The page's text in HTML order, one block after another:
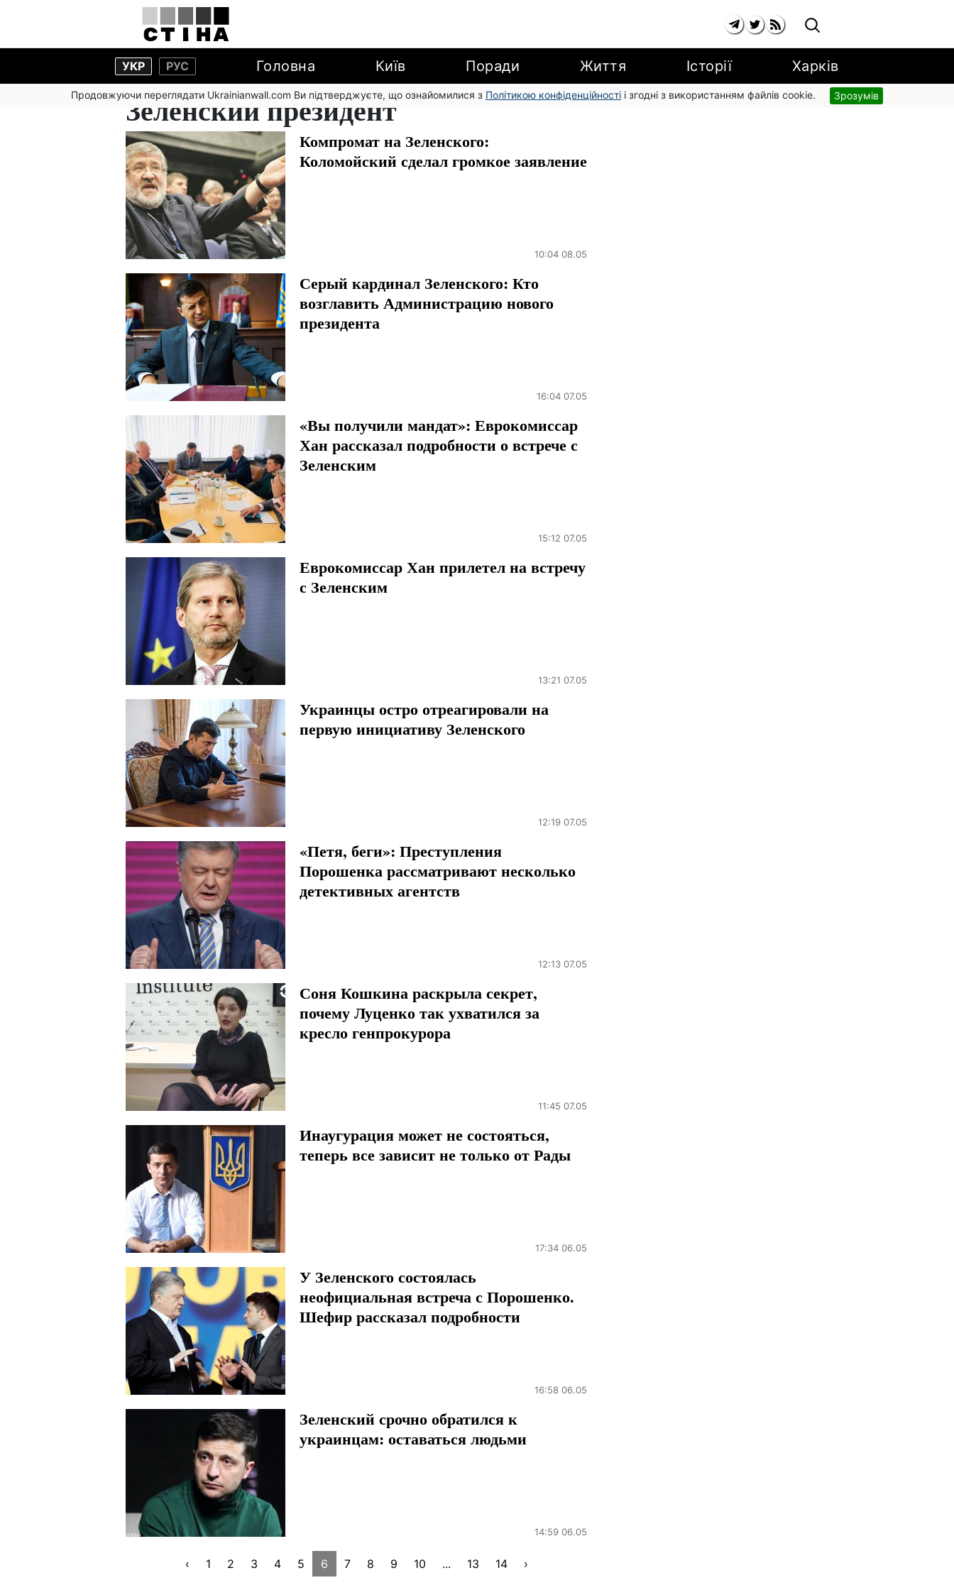
УКР РУС Головна Київ Поради Життя Історії Харків
Продовжуючи переглядати Ukrainianwall.com Ви підтверджуєте, що ознайомилися з Політикою конфіденційності і згодні з використанням файлів cookie. Зрозумів
Зеленский президент
Компромат на Зеленского:
Коломойский сделал громкое заявление
10:04 08.05
Серый кардинал Зеленского: Кто
возглавить Администрацию нового
президента
16:04 07.05
«Вы получили мандат»: Еврокомиссар
Хан рассказал подробности о встрече с
Зеленским
15:12 07.05
Еврокомиссар Хан прилетел на встречу
с Зеленским
13:21 07.05
Украинцы остро отреагировали на
первую инициативу Зеленского
12:19 07.05
«Петя, беги»: Преступления
Порошенка рассматривают несколько
детективных агентств
12:13 07.05
Соня Кошкина раскрыла секрет,
почему Луценко так ухватился за
кресло генпрокурора
11:45 07.05
Инаугурация может не состояться,
теперь все зависит не только от Рады
17:34 06.05
У Зеленского состоялась
неофициальная встреча с Порошенко.
Шефир рассказал подробности
16:58 06.05
Зеленский срочно обратился к
украинцам: оставаться людьми
14:59 06.05
‹ 1 2 3 4 5 6 7 8 9 10 ... 13 14 ›